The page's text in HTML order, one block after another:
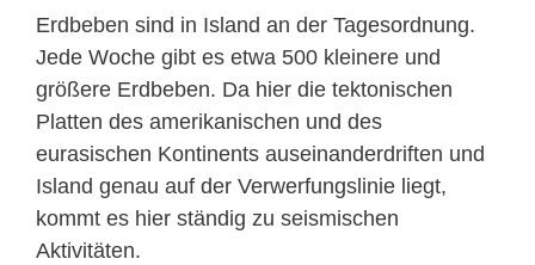
Erdbeben sind in Island an der Tagesordnung.
Jede Woche gibt es etwa 500 kleinere und
größere Erdbeben. Da hier die tektonischen
Platten des amerikanischen und des
eurasischen Kontinents auseinanderdriften und
Island genau auf der Verwerfungslinie liegt,
kommt es hier ständig zu seismischen
Aktivitäten.